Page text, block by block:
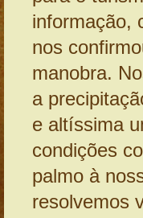
informação,
nos
manobra.
a
e altíssima
condições
palmo à
resolvemos